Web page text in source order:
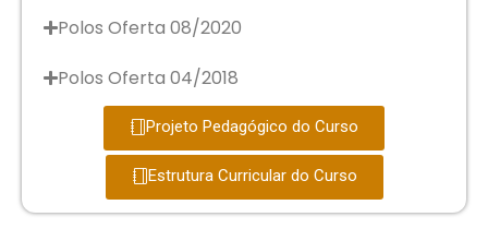
Polos Oferta 08/2020
Polos Oferta 04/2018
Projeto Pedagógico do Curso
Estrutura Curricular do Curso